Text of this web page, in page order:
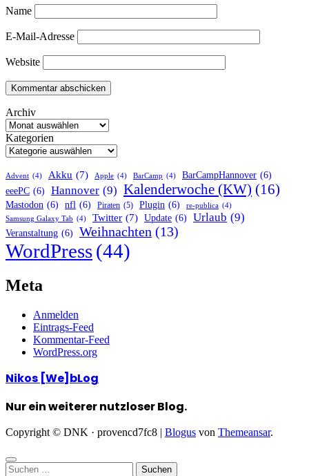
Name
E-Mail-Adresse
Website
Archiv
Kategorien
Advent (4) Akku (7) Apple (4) BarCamp (4) BarCampHannover (6)
eeePC (6) Hannover (9) Kalenderwoche (KW) (16)
Mastodon (6) nfl (6) Piraten (5) Plugin (6) re-publica (4)
Samsung Galaxy Tab (4) Twitter (7) Update (6) Urlaub (9)
Veranstaltung (6) Weihnachten (13)
WordPress(44)
Meta
Anmelden
Eintrags-Feed
Kommentar-Feed
WordPress.org
Nikos [We]bLog
Nur ein weiterer nutzloser Blog.
Copyright © DNK · provencd7fc8 | Blogus von Themeansar.
Suchen